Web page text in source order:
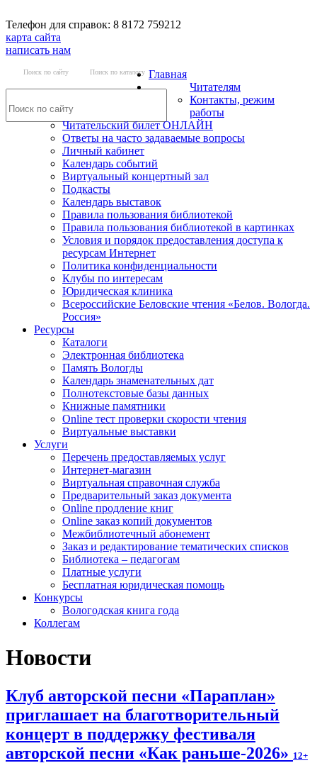
Телефон для справок: 8 8172 759212
карта сайта
написать нам
Поиск по сайту Поиск по каталогу Главная
Читателям
Контакты, режим
работы
Читательский билет ОНЛАЙН
Ответы на часто задаваемые вопросы
Личный кабинет
Календарь событий
Виртуальный концертный зал
Подкасты
Календарь выставок
Правила пользования библиотекой
Правила пользования библиотекой в картинках
Условия и порядок предоставления доступа к
ресурсам Интернет
Политика конфиденциальности
Клубы по интересам
Юридическая клиника
Всероссийские Беловские чтения «Белов. Вологда.
Россия»
Ресурсы
Каталоги
Электронная библиотека
Память Вологды
Календарь знаменательных дат
Полнотекстовые базы данных
Книжные памятники
Online тест проверки скорости чтения
Виртуальные выставки
Услуги
Перечень предоставляемых услуг
Интернет-магазин
Виртуальная справочная служба
Предварительный заказ документа
Online продление книг
Online заказ копий документов
Межбиблиотечный абонемент
Заказ и редактирование тематических списков
Библиотека – педагогам
Платные услуги
Бесплатная юридическая помощь
Конкурсы
Вологодская книга года
Коллегам
Новости
Клуб авторской песни «Параплан»
приглашает на благотворительный
концерт в поддержку фестиваля
авторской песни «Как раньше-2026» 12+